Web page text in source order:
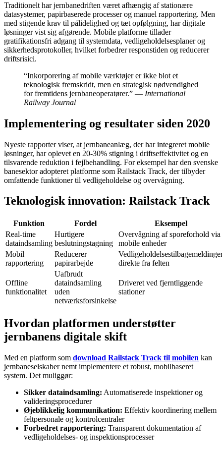
Traditionelt har jernbanedriften været afhængig af stationære
datasystemer, papirbaserede processer og manuel rapportering. Men
med stigende krav til pålidelighed og tæt opfølgning, har digitale
løsninger vist sig afgørende. Mobile platforme tillader
gratifikationsfri adgang til systemdata, vedligeholdelsesplaner og
sikkerhedsprotokoller, hvilket forbedrer responstiden og reducerer
driftsrisici.
“Inkorporering af mobile værktøjer er ikke blot et
teknologisk fremskridt, men en strategisk nødvendighed
for fremtidens jernbaneoperatører.” — International
Railway Journal
Implementering og resultater siden 2020
Nyeste rapporter viser, at jernbaneanlæg, der har integreret mobile
løsninger, har oplevet en 20-30% stigning i driftseffektivitet og en
tilsvarende reduktion i fejlbehandling. For eksempel har den svenske
banesektor adopteret platforme som Railstack Track, der tilbyder
omfattende funktioner til vedligeholdelse og overvågning.
Teknologisk innovation: Railstack Track
Funktion Fordel
Eksempel
Real-time
dataindsamling
Hurtigere
beslutningstagning
Overvågning af sporeforhold via
mobile enheder
Mobil
rapportering
Reducerer
papirarbejde
direkte fra felten
Offline
funktionalitet
Uafbrudt
dataindsamling
uden
netværksforsinkelse
Driveret ved fjerntliggende
stationer
Hvordan platformen understøtter
jernbanens digitale skift
Med en platform som download Railstack Track til mobilen kan
jernbaneselskaber nemt implementere et robust, mobilbaseret
system. Det muliggør:
Sikker dataindsamling: Automatiserede inspektioner og
valideringsprocedurer
Øjeblikkelig kommunikation: Effektiv koordinering mellem
feltpersonale og kontrolcentraler
Forbedret rapportering: Transparent dokumentation af
vedligeholdelses- og inspektionsprocesser